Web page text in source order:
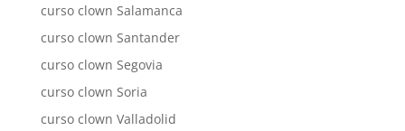
curso clown Salamanca
curso clown Santander
curso clown Segovia
curso clown Soria
curso clown Valladolid